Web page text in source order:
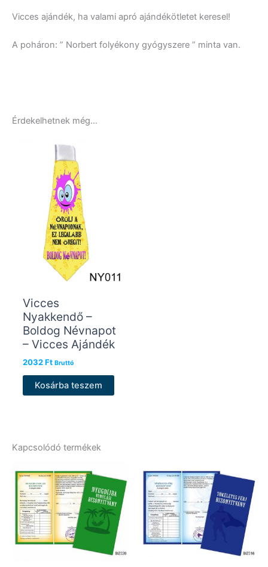
Vicces ajándék, ha valami apró ajándékötletet keresel!
A poháron: ” Norbert folyékony gyógyszere ” minta van.
Érdekelhetnek még…
Vicces
Nyakkendő –
Boldog Névnapot
– Vicces Ajándék
2032Ft Bruttó
Kosárba teszem
Kapcsolódó termékek